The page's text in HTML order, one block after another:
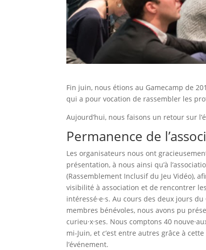
Fin juin, nous étions au Gamecamp de
qui a pour vocation de rassembler les
Aujourd’hui, nous faisons un retour sur
Permanence de
Les organisateurs nous ont
présentation, à nous ainsi qu’à
(Rassemblement Inclusif du Jeu Vidéo),
visibilité à association et de rencontrer
intéressé·e·s. Au cours des deux jours
membres bénévoles, nous avons pu
curieu·x·ses. Nous comptons 40
mi-Juin, et c’est entre autres grâce à
l’événement.